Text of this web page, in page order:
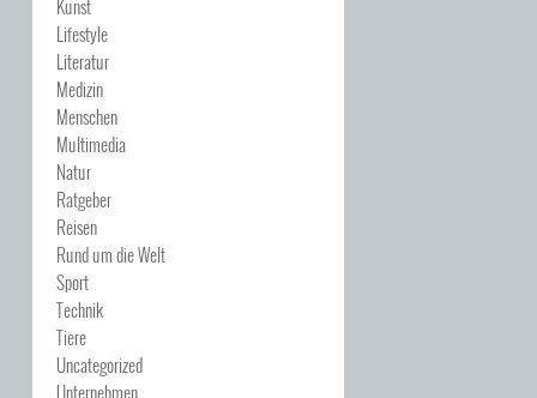
Kunst
Lifestyle
Literatur
Medizin
Menschen
Multimedia
Natur
Ratgeber
Reisen
Rund um die Welt
Sport
Technik
Tiere
Uncategorized
Unternehmen